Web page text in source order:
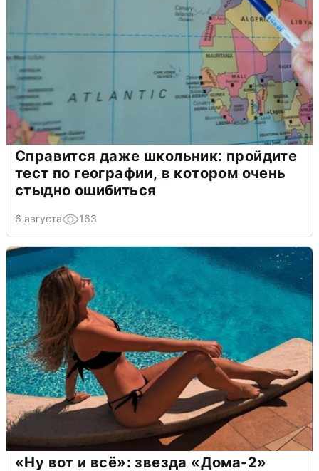
Справится даже школьник: пройдите
тест по географии, в котором очень
стыдно ошибиться
6 августа 163
«Ну вот и всё»: звезда «Дома-2»